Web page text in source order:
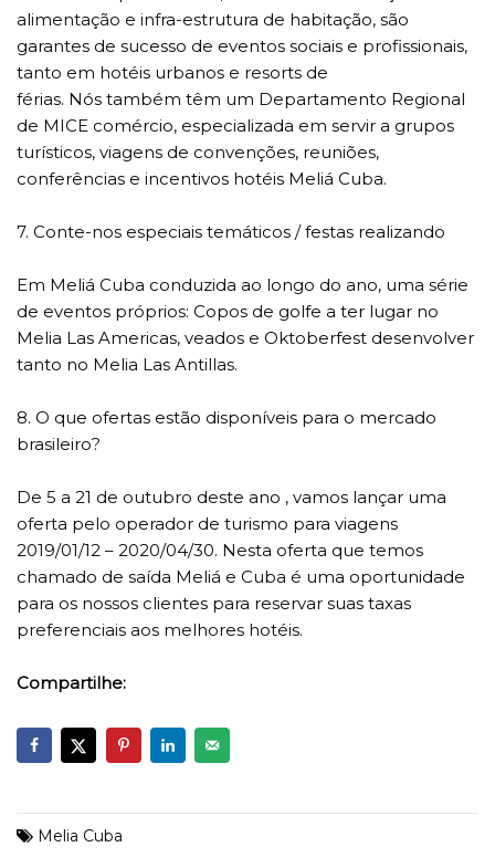
alimentação e infra-estrutura de habitação, são
garantes de sucesso de eventos sociais e profissionais,
tanto em hotéis urbanos e resorts de
férias. Nós também têm um Departamento Regional
de MICE comércio, especializada em servir a grupos
turísticos, viagens de convenções, reuniões,
conferências e incentivos hotéis Meliá Cuba.
7. Conte-nos especiais temáticos / festas realizando
Em Meliá Cuba conduzida ao longo do ano, uma série
de eventos próprios: Copos de golfe a ter lugar no
Melia Las Americas, veados e Oktoberfest desenvolver
tanto no Melia Las Antillas.
8. O que ofertas estão disponíveis para o mercado
brasileiro?
De 5 a 21 de outubro deste ano , vamos lançar uma
oferta pelo operador de turismo para viagens
2019/01/12 – 2020/04/30. Nesta oferta que temos
chamado de saída Meliá e Cuba é uma oportunidade
para os nossos clientes para reservar suas taxas
preferenciais aos melhores hotéis.
Compartilhe:
Melia Cuba